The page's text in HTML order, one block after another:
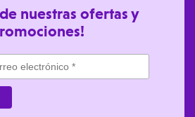
nuestras ofertas y